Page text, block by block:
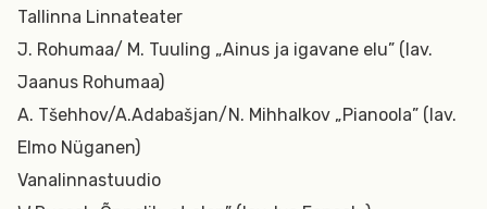
Tallinna Linnateater
J. Rohumaa/ M. Tuuling „Ainus ja igavane elu” (lav.
Jaanus Rohumaa)
A. Tšehhov/A.Adabašjan/N. Mihhalkov „Pianoola” (lav.
Elmo Nüganen)
Vanalinnastuudio